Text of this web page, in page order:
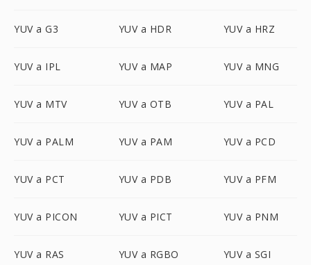
YUV a G3 YUV a HDR YUV a HRZ
YUV a IPL YUV a MAP YUV a MNG
YUV a MTV YUV a OTB YUV a PAL
YUV a PALM YUV a PAM YUV a PCD
YUV a PCT YUV a PDB YUV a PFM
YUV a PICON YUV a PICT YUV a PNM
YUV a RAS YUV a RGBO YUV a SGI